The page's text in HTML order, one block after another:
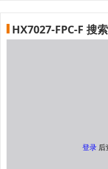
HX7027-FPC-F 搜
登录 后